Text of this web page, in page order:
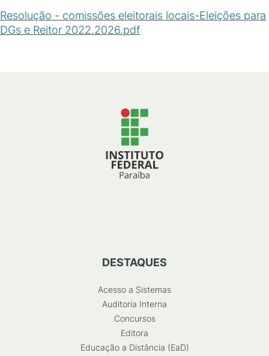
Resolução - comissões eleitorais locais-Eleições para
DGs e Reitor 2022.2026.pdf
DESTAQUES
Acesso a Sistemas
Auditoria Interna
Concursos
Editora
Educação a Distância (EaD)